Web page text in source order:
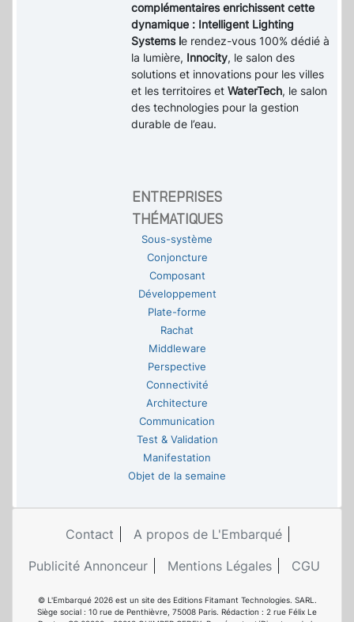
complémentaires enrichissent cette
dynamique : Intelligent Lighting
Systems le rendez-vous 100% dédié à
la lumière, Innocity, le salon des
solutions et innovations pour les villes
et les territoires etWaterTech, le salon
des technologies pour la gestion
durable de l’eau.
ENTREPRISES
THÉMATIQUES
Sous-système
Conjoncture
Composant
Développement
Plate-forme
Rachat
Middleware
Perspective
Connectivité
Architecture
Communication
Test & Validation
Manifestation
Objet de la semaine
Contact
A propos de L'Embarqué
Publicité Annonceur
Mentions Légales CGU
© L'Embarqué 2026 est un site des Editions Fitamant Technologies. SARL.
Siège social : 10 rue de Penthièvre, 75008 Paris. Rédaction : 2 rue Félix Le